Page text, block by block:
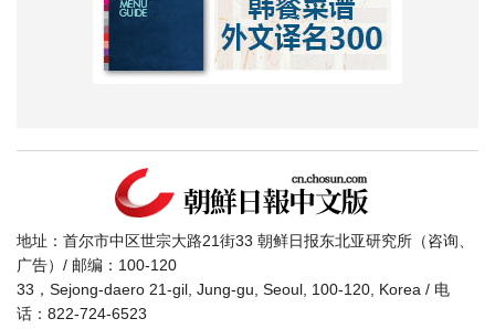
地址：首尔市中区世宗大路21街33 朝鲜日报东北亚研究所（咨询、
广告）/ 邮编：100-120
33，Sejong-daero 21-gil, Jung-gu, Seoul, 100-120, Korea / 电
话：822-724-6523